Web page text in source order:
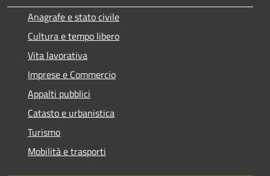
Anagrafe e stato civile
Cultura e tempo libero
Vita lavorativa
Imprese e Commercio
Appalti pubblici
Catasto e urbanistica
Turismo
Mobilità e trasporti